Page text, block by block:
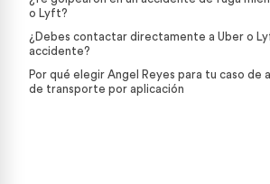
o Lyft?
¿Debes contactar directamente a Uber o
accidente?
Por qué elegir Angel Reyes para tu caso de
de transporte por aplicación